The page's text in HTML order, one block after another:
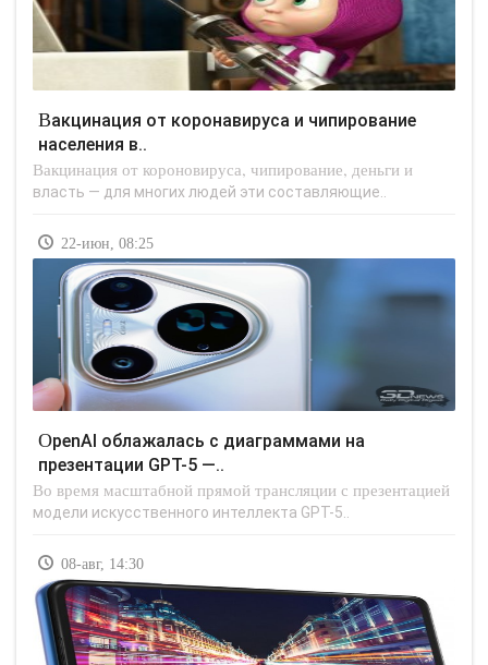
Вакцинация от коронавируса и чипирование
населения в..
Вакцинация от короновируса, чипирование, деньги и
власть — для многих людей эти составляющие..
22-июн, 08:25
OpenAI облажалась с диаграммами на
презентации GPT-5 —..
Во время масштабной прямой трансляции с презентацией
модели искусственного интеллекта GPT-5..
08-авг, 14:30